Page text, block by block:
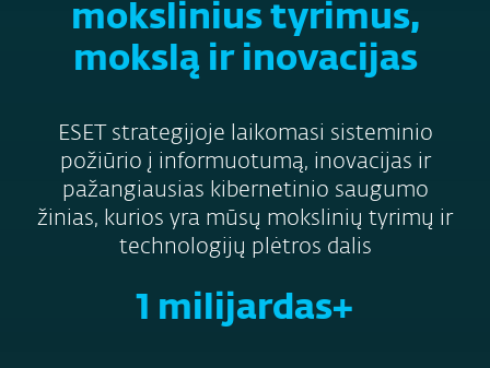
mokslinius tyrimus,
mokslą ir inovacijas
ESET strategijoje laikomasi sisteminio
požiūrio į informuotumą, inovacijas ir
pažangiausias kibernetinio saugumo
žinias, kurios yra mūsų mokslinių tyrimų ir
technologijų plėtros dalis
1 milijardas+